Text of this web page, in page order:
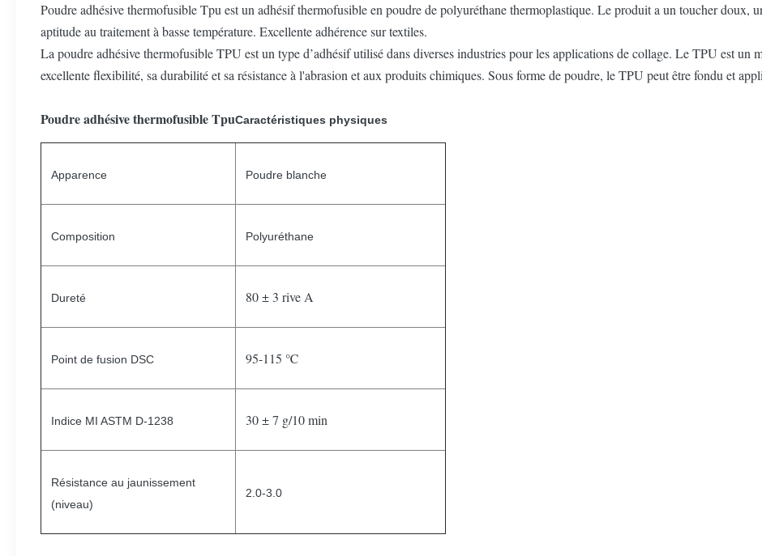
Poudre adhésive thermofusible Tpu est un adhésif thermofusible en poudre de polyuréthane thermoplastique. Le produit a un toucher doux,
aptitude au traitement à basse température. Excellente adhérence sur textiles.
La poudre adhésive thermofusible TPU est un type d’adhésif utilisé dans diverses industries pour les applications de collage. Le TPU est un
excellente flexibilité, sa durabilité et sa résistance à l'abrasion et aux produits chimiques. Sous forme de poudre, le TPU peut être fondu et
Poudre adhésive thermofusible TpuCaractéristiques physiques
Apparence Poudre blanche
Composition Polyuréthane
Dureté 80 ± 3 rive A
Point de fusion DSC 95-115 ℃
Indice MI ASTM D-1238 30 ± 7 g/10 min
Résistance au jaunissement
(niveau)
2.0-3.0